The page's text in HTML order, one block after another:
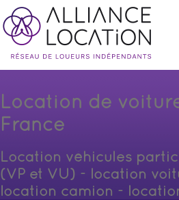
Location de
France
Location véhicules
(VP et VU) - location
location camion -